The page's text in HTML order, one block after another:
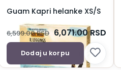
Guam Kapri helanke XS/S
6,599.00RSD 6,071.00RSD
Dodaj u korpu